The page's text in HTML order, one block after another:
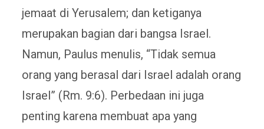
jemaat di Yerusalem; dan ketiganya
merupakan bagian dari bangsa Israel.
Namun, Paulus menulis, “Tidak semua
orang yang berasal dari Israel adalah orang
Israel” (Rm. 9:6). Perbedaan ini juga
penting karena membuat apa yang